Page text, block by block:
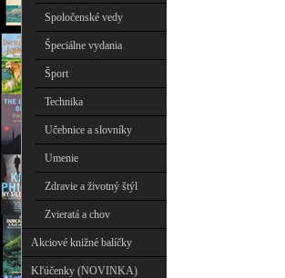
Spoločenské vedy
Špeciálne vydania
Šport
Technika
Učebnice a slovníky
Umenie
Zdravie a životný štýl
Zvieratá a chov
Akciové knižné balíčky
Kľúčenky (NOVINKA)